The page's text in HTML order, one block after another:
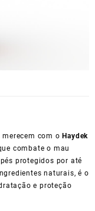
merecem com oHaydek
combate o mau
protegidos por até
naturais, é o
e proteção